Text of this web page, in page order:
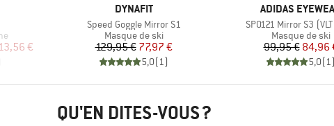
€
MARQUE
DYNAFIT
Article
Speed Goggle Mirror S1
Product group
Masque de ski
Prix
129,95 €Prix réduit
77,97 €
5,0(1)
MARQUE
ADIDAS
Article
SP0121 Mirror S3
Product group
Masque de ski
Prix
99,95 €Prix
84,96
5,0(1)
QU'EN DITES-VOUS ?